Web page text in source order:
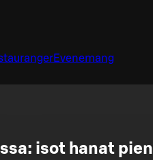
Evenemang
isot hanat